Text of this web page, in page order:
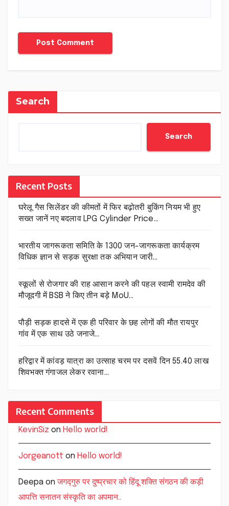
Search
Search
Recent Posts
घरेलू गैस सिलेंडर की कीमतों में फिर बढ़ोतरी बुकिंग नियम भी हुए
सख्त जानें नए बदलाव LPG Cylinder Price…
भारतीय जागरूकता समिति के 1300 जन-जागरूकता कार्यक्रम
विधिक ज्ञान से सड़क सुरक्षा तक अभियान जारी…
स्कूलों से रोजगार की राह आसान करने की पहल स्वामी रामदेव की
मौजूदगी में BSB ने किए तीन बड़े MoU…
पौड़ी सड़क हादसे में एक ही परिवार के छह लोगों की मौत रायपुर
गांव में एक साथ उठे जनाजे…
हरिद्वार में कांवड़ यात्रा का उत्साह चरम पर दसवें दिन 55.40 लाख
शिवभक्त गंगाजल लेकर रवाना…
Recent Comments
KevinSiz on Hello world!
Jorgeanott on Hello world!
Deepa onजगद्गुरु पर दुष्प्रचार को हिंदू शक्ति संगठन की कड़ी
आपत्ति सनातन संस्कृति का अपमान..